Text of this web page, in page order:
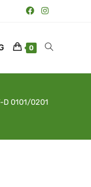
0
D 0101/0201